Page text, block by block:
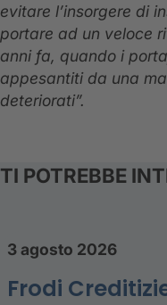
evitare l’insorgere di
portare ad un veloce
anni fa, quando i
appesantiti da una
deteriorati”.
TI POTREBBE
3 agosto 2026
Frodi